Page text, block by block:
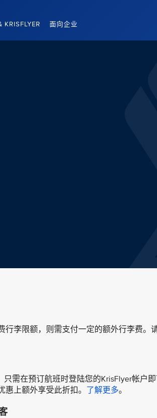
KRISFLYER 面向企业
行李限额，则需支付一定的额外行李费。
需在预订航班时登陆您的KrisFlyer帐户
上额外享受此折扣。 了解更多。